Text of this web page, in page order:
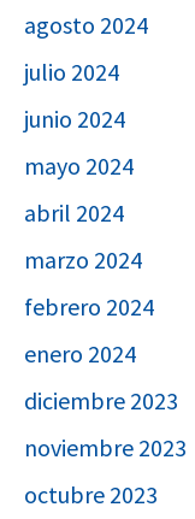
agosto 2024
julio 2024
junio 2024
mayo 2024
abril 2024
marzo 2024
febrero 2024
enero 2024
diciembre 2023
noviembre 2023
octubre 2023